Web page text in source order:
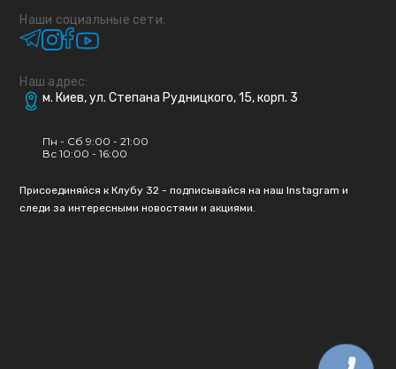
Наши социальные сети:
Наш адрес:
м. Киев, ул. Степана Рудницкого, 15, корп. 3
Пн - Сб 9:00 - 21:00
Вс 10:00 - 16:00
Присоединяйся к Клубу 32 - подписывайся на наш Instagram и
следи за интересными новостями и акциями.